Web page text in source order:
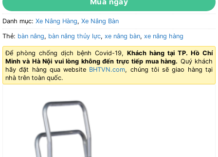
Danh mục: Xe Nâng Hàng, Xe Nâng Bàn
Thẻ: bàn nâng, bàn nâng thủy lực, xe nâng bàn, xe nâng hàng
Để phòng chống dịch bệnh Covid-19, Khách hàng tại TP. Hồ Chí
Minh và Hà Nội vui lòng không đến trực tiếp mua hàng. Quý khách
hãy đặt hàng qua website BHTVN.com, chúng tôi sẽ giao hàng tại
nhà trên toàn quốc.